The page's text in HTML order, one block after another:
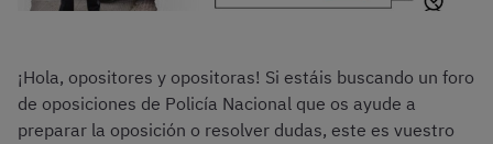
¡Hola, opositores y opositoras! Si estáis buscando un foro
de oposiciones de Policía Nacional que os ayude a
preparar la oposición o resolver dudas, este es vuestro